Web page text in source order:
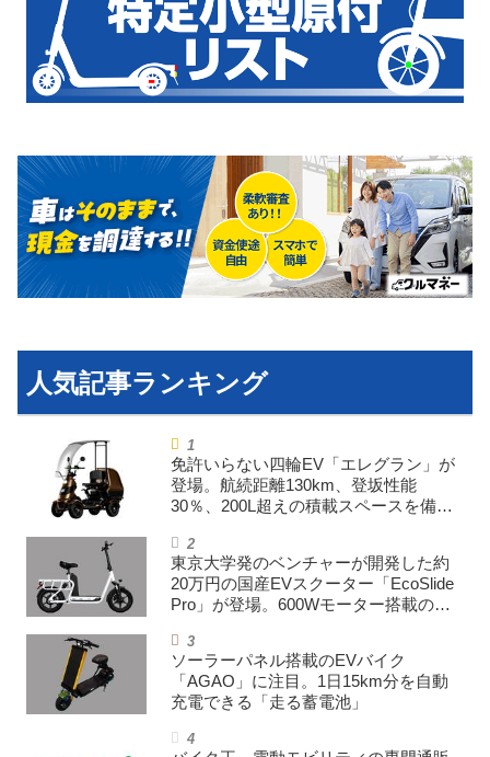
テクノロジー
このメディアについて
利用規約
プライバシーポリシー
ライター名簿
広告掲載について
免許いらない四輪EV「エレグラン」が
登場。航続距離130km、登坂性能
30％、200L超えの積載スペースを備え
東京大学発のベンチャーが開発した約
20万円の国産EVスクーター「EcoSlide
Pro」が登場。600Wモーター搭載のハ
ソーラーパネル搭載のEVバイク
「AGAO」に注目。1日15km分を自動
充電できる「走る蓄電池」